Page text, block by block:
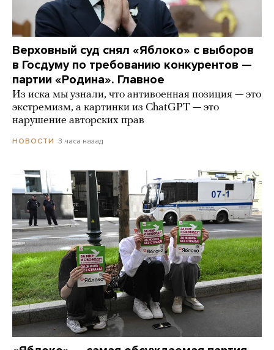
Верховный суд снял «Яблоко» с выборов
в Госдуму по требованию конкурентов —
партии «Родина». Главное
Из иска мы узнали, что антивоенная позиция — это
экстремизм, а картинки из СhatGPT — это
нарушение авторских прав
НОВОСТИ 3 часа назад